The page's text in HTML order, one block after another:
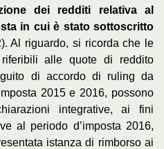
dei redditi relativa al
in cui è stato sottoscritto
Al riguardo, si ricorda che le
alle quote di reddito
di accordo di ruling da
2015 e 2016, possono
integrative, ai fini
al periodo d’imposta 2016,
istanza di rimborso ai